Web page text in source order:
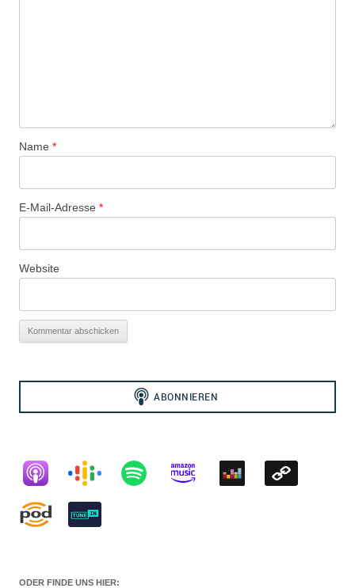
Name *
E-Mail-Adresse *
Website
ODER FINDE UNS HIER: